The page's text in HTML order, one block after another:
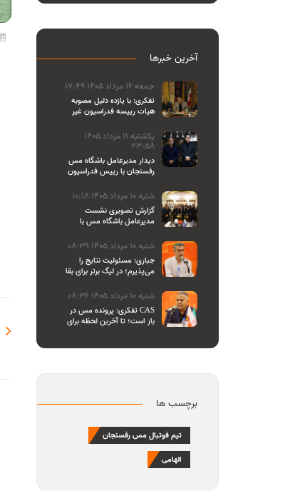
آخرین خبرها
جمعه 16 مرداد 1405 17:49
تفکری: با یازده دلیل مصوبه
هیات رییسه فدراسیون غیر
یکشنبه 11 مرداد 1405
23:58
دیدار مدیرعامل باشگاه مس
رفسنجان با رییس فدراسیون
شنبه 10 مرداد 1405 10:18
گزارش تصویری نشست
مدیرعامل باشگاه مس با
شنبه 10 مرداد 1405 08:39
جباری: مسئولیت نتایج را
می‌پذیرم؛ در لیگ برتر برای بقا
می‌جنگیم
شنبه 10 مرداد 1405 08:36
تفکری: پرونده مس در CAS
باز است؛ تا آخرین لحظه برای
برچسب ها
تیم فوتبال مس رفسنجان
الهامی